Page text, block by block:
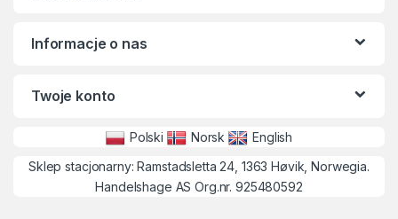
Informacje o nas
Twoje konto
Polski Norsk
English
Sklep stacjonarny: Ramstadsletta 24, 1363 Høvik, Norwegia.
Handelshage AS Org.nr. 925480592